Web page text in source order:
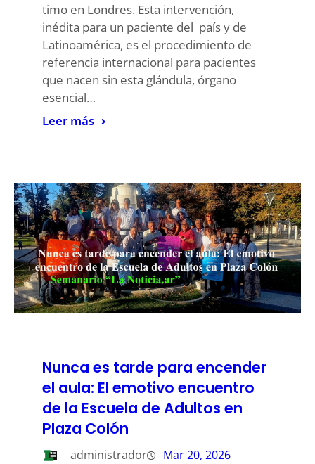
timo en Londres. Esta intervención,
inédita para un paciente del país y de
Latinoamérica, es el procedimiento de
referencia internacional para pacientes
que nacen sin esta glándula, órgano
esencial…
Leer más
Nunca es tarde para encender
el aula: El emotivo encuentro
de la Escuela de Adultos en
Plaza Colón
administrador Mar 20, 2026